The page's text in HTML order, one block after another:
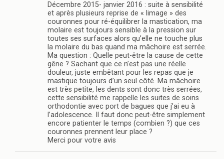
Décembre 2015- janvier 2016 : suite à sensibilité
et après plusieurs reprise de « limage » des
couronnes pour ré-équilibrer la mastication, ma
molaire est toujours sensible à la pression sur
toutes ses surfaces alors qu’elle ne touche plus
la molaire du bas quand ma mâchoire est serrée.
Ma question : Quelle peut-être la cause de cette
gêne ? Sachant que ce n’est pas une réelle
douleur, juste embêtant pour les repas que je
mastique toujours d’un seul côté. Ma mâchoire
est très petite, les dents sont donc très serrées,
cette sensibilité me rappelle les suites de soins
orthodontie avec port de bagues que j’ai eu à
l’adolescence. Il faut donc peut-être simplement
encore patienter le temps (combien ?) que ces
couronnes prennent leur place ?
Merci pour votre avis